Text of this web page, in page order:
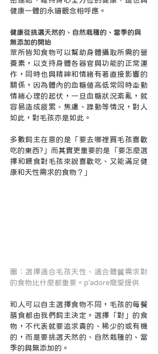
健康一體的永續觀念相呼應。
健康從挑選天然的、自然栽種的、當季的與
無添加的開始
眾所皆知食物可以幫助身體攝取所需的營
養素，以支持身體各器官與功能的正常運
作，同時也與精神和情緒有著直接影響的
關係，因為體內的血糖值高低常同時牽動
情緒心理的起伏，一旦血糖狀況紊亂，就
容易造成疲累、焦慮、躁動等情況，對人
如此，對毛孩亦是如此。
多數飼主在意的是「要去哪裡買毛孩喜歡
吃的東西?」而其實更重要的是「要怎麼選
擇和餵食對毛孩來說喜歡吃、又能滿足健
康和天性需求的食物？」
圖：選擇適合毛孩天性、適合體質需求對
的食物比什麼都重要。p'adore寵愛提供
和人可以自主選擇食物不同，毛孩的每餐
膳食都由我們飼主決定。選擇「對」的食
物，不代表就要追求貴的、稀少的或有機
的，而是要挑選天然的、自然栽種的、當
季的與無添加的。